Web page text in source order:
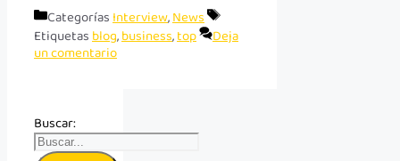
CategoríasInterview,News
Etiquetasblog,business,top Deja
un comentario
Buscar: